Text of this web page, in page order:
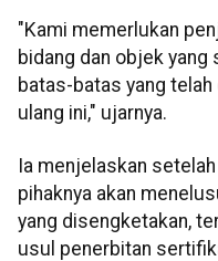
"Kami memerlukan
bidang dan objek
batas-batas yang
ulang ini," ujarnya.
Ia menjelaskan
pihaknya akan
yang disengketakan,
usul penerbitan